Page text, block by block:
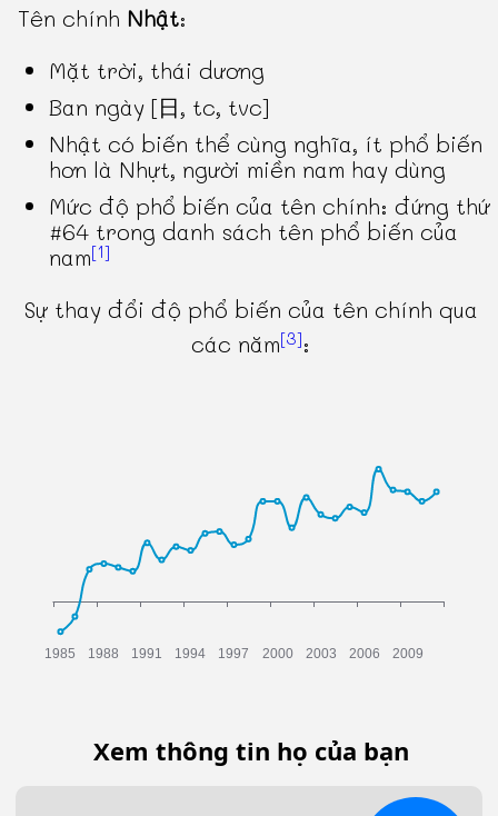
Tên chính Nhật:
Mặt trời, thái dương
Ban ngày [日, tc, tvc]
Nhật có biến thể cùng nghĩa, ít phổ biến
hơn là Nhựt, người miền nam hay dùng
Mức độ phổ biến của tên chính: đứng thứ
#64 trong danh sách tên phổ biến của
nam[1]
Sự thay đổi độ phổ biến của tên chính qua
các năm[3]:
Xem thông tin họ của bạn